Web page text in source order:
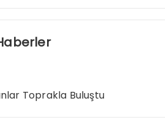
Toprakla Buluştu